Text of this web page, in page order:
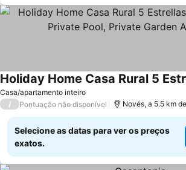
Casa/apartamento inteiro
/ Pontuação não disponível Novés, a 5.5 km
Selecione as datas para ver os preços
exatos.